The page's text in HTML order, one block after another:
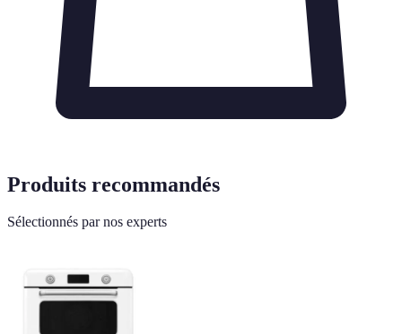
Produits recommandés
Sélectionnés par nos experts